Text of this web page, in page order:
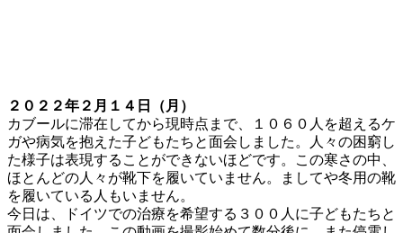
２０２２年２月１４日（月）
カブールに滞在してから現時点まで、１０６０人を超えるケ
ガや病気を抱えた子どもたちと面会しました。人々の困窮し
た様子は表現することができないほどです。この寒さの中、
ほとんどの人々が靴下を履いていません。ましてや冬用の靴
を履いている人もいません。
今日は、ドイツでの治療を希望する３００人に子どもたちと